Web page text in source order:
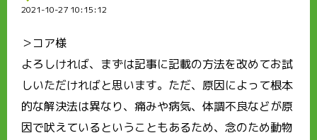
2021-10-27 10:15:12
＞コア様
よろしければ、まずは記事に記載の方法を改めてお試
しいただければと思います。ただ、原因によって根本
的な解決法は異なり、痛みや病気、体調不良などが原
因で吠えているということもあるため、念のため動物